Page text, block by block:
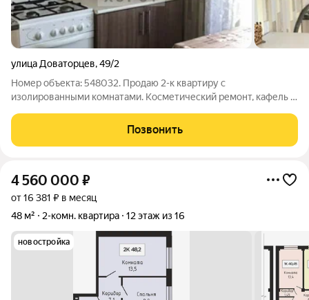
улица Доваторцев,49/2
Номер объекта: 548032. Продаю 2-к квартиру с
изолированными комнатами. Косметический ремонт, кафель в
видите на фото. Подходит любой вид расчета. В шаговой
доступности детский сад №2, №64,
Позвонить
4 560 000 ₽
от 16 381 ₽ в месяц
48 м²
2-комн. квартира 12 этаж из 16
новостройка